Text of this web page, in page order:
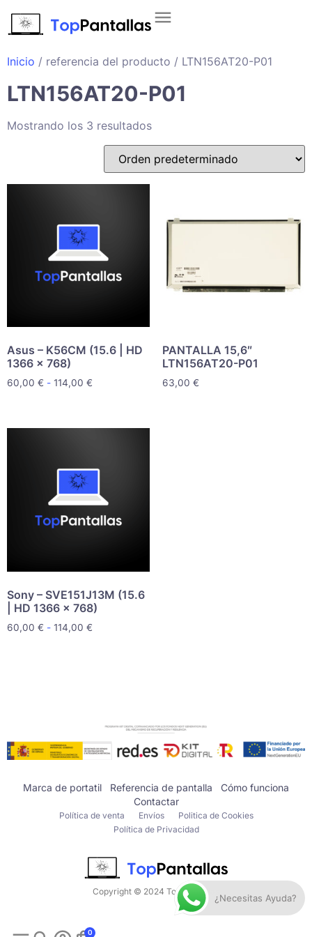
0
Inicio / referencia del producto / LTN156AT20-P01
LTN156AT20-P01
Mostrando los 3 resultados
Asus – K56CM (15.6 | HD
1366 x 768)
60,00 € - 114,00 €
PANTALLA 15,6″
LTN156AT20-P01
63,00 €
Sony – SVE151J13M (15.6
| HD 1366 x 768)
60,00 € - 114,00 €
Copyright © 2024 Top Pantallas
Marca de portatil Referencia de pantalla
Cómo funciona
Contactar
Política de venta Envíos
Politica de Cookies
Política de Privacidad
¿Necesitas Ayuda?